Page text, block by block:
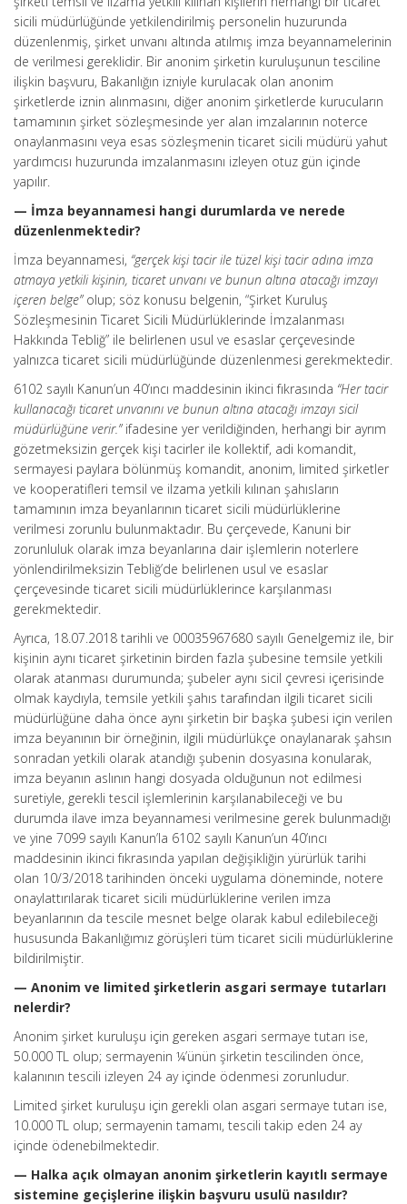
sicili müdürlüğünde yetkilendirilmiş personelin huzurunda
düzenlenmiş, şirket unvanı altında atılmış imza beyannamelerinin
de verilmesi gereklidir. Bir anonim şirketin kuruluşunun tesciline
ilişkin başvuru, Bakanlığın izniyle kurulacak olan anonim
şirketlerde iznin alınmasını, diğer anonim şirketlerde kurucuların
tamamının şirket sözleşmesinde yer alan imzalarının noterce
onaylanmasını veya esas sözleşmenin ticaret sicili müdürü yahut
yardımcısı huzurunda imzalanmasını izleyen otuz gün içinde
yapılır.
— İmza beyannamesi hangi durumlarda ve nerede
düzenlenmektedir?
İmza beyannamesi, “gerçek kişi tacir ile tüzel kişi tacir adına imza
atmaya yetkili kişinin, ticaret unvanı ve bunun altına atacağı imzayı
içeren belge”olup; söz konusu belgenin, “Şirket Kuruluş
Sözleşmesinin Ticaret Sicili Müdürlüklerinde İmzalanması
Hakkında Tebliğ” ile belirlenen usul ve esaslar çerçevesinde
yalnızca ticaret sicili müdürlüğünde düzenlenmesi gerekmektedir.
6102 sayılı Kanun’un 40’ıncı maddesinin ikinci fıkrasında “Her tacir
kullanacağı ticaret unvanını ve bunun altına atacağı imzayı sicil
müdürlüğüne verir.” ifadesine yer verildiğinden, herhangi bir ayrım
gözetmeksizin gerçek kişi tacirler ile kollektif, adi komandit,
sermayesi paylara bölünmüş komandit, anonim, limited şirketler
ve kooperatifleri temsil ve ilzama yetkili kılınan şahısların
tamamının imza beyanlarının ticaret sicili müdürlüklerine
verilmesi zorunlu bulunmaktadır. Bu çerçevede, Kanuni bir
zorunluluk olarak imza beyanlarına dair işlemlerin noterlere
yönlendirilmeksizin Tebliğ’de belirlenen usul ve esaslar
çerçevesinde ticaret sicili müdürlüklerince karşılanması
gerekmektedir.
Ayrıca, 18.07.2018 tarihli ve 00035967680 sayılı Genelgemiz ile, bir
kişinin aynı ticaret şirketinin birden fazla şubesine temsile yetkili
olarak atanması durumunda; şubeler aynı sicil çevresi içerisinde
olmak kaydıyla, temsile yetkili şahıs tarafından ilgili ticaret sicili
müdürlüğüne daha önce aynı şirketin bir başka şubesi için verilen
imza beyanının bir örneğinin, ilgili müdürlükçe onaylanarak şahsın
sonradan yetkili olarak atandığı şubenin dosyasına konularak,
imza beyanın aslının hangi dosyada olduğunun not edilmesi
suretiyle, gerekli tescil işlemlerinin karşılanabileceği ve bu
durumda ilave imza beyannamesi verilmesine gerek bulunmadığı
ve yine 7099 sayılı Kanun’la 6102 sayılı Kanun’un 40’ıncı
maddesinin ikinci fıkrasında yapılan değişikliğin yürürlük tarihi
olan 10/3/2018 tarihinden önceki uygulama döneminde, notere
onaylattırılarak ticaret sicili müdürlüklerine verilen imza
beyanlarının da tescile mesnet belge olarak kabul edilebileceği
hususunda Bakanlığımız görüşleri tüm ticaret sicili müdürlüklerine
bildirilmiştir.
— Anonim ve limited şirketlerin asgari sermaye tutarları
nelerdir?
Anonim şirket kuruluşu için gereken asgari sermaye tutarı ise,
50.000 TL olup; sermayenin ¼’ünün şirketin tescilinden önce,
kalanının tescili izleyen 24 ay içinde ödenmesi zorunludur.
Limited şirket kuruluşu için gerekli olan asgari sermaye tutarı ise,
10.000 TL olup; sermayenin tamamı, tescili takip eden 24 ay
içinde ödenebilmektedir.
— Halka açık olmayan anonim şirketlerin kayıtlı sermaye
sistemine geçişlerine ilişkin başvuru usulü nasıldır?